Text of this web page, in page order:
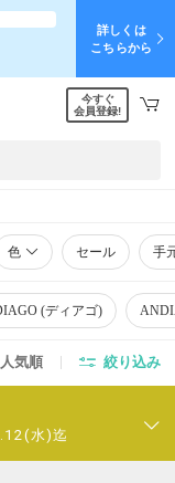
詳しくは
こちらから
今すぐ
会員登録!
色 セール 手
(ディアゴ)
人気順 絞り込み
水)迄